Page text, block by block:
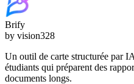
Brify
by vision328
Un outil de carte structurée par
étudiants qui préparent des
documents longs.